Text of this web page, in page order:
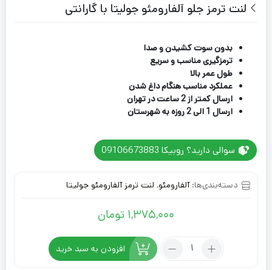
لنت ترمز جلو آلفارومئو جولیتا با گارانتی
بدون سوت کشیدن و صدا
ترمزگیری مناسب و سریع
طول عمر بالا
عملکرد مناسب هنگام داغ شدن
ارسال کمتر از 2 ساعت در تهران
ارسال 1 الی 2 روزه به شهرستان
سوالی دارید؟ روبیکا 09106673883
دسته‌بندی‌ها:آلفارومئو, لنت ترمز آلفارومئو جولیتا
1,375,000 تومان
تعداد:
افزودن به سبد خرید